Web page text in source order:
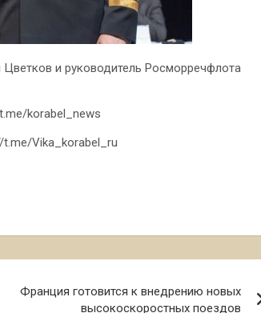
и руководитель Росморречфлота
korabel_news
Vika_korabel_ru
Франция готовится к внедрению новых
высокоскоростных поездов